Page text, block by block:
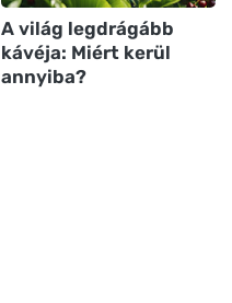
A világ legdrágább
kávéja: Miért kerül
annyiba?